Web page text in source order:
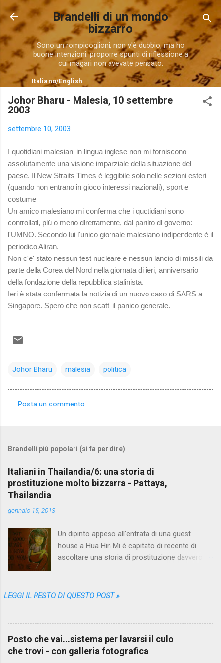
Passa ai contenuti principali
Brandelli di un mondo
bizzarro
Sono un rompicoglioni, non v'è dubbio, ma ho
buone intenzioni: proporre spunti di riflessione a
cui magari non avevate pensato.
Italiano/English
Johor Bharu - Malesia, 10 settembre
2003
settembre 10, 2003
I quotidiani malesiani in lingua inglese non mi forniscono
assolutamente una visione imparziale della situazione del
paese. Il New Straits Times è leggibile solo nelle sezioni esteri
(quando non entrano in gioco interessi nazionali), sport e
costume.
Un amico malesiano mi conferma che i quotidiani sono
controllati, più o meno direttamente, dal partito di governo:
l'UMNO. Secondo lui l'unico giornale malesiano indipendente è il
periodico Aliran.
Non c'e' stato nessun test nucleare e nessun lancio di missili da
parte della Corea del Nord nella giornata di ieri, anniversario
della fondazione della repubblica stalinista.
Ieri è stata confermata la notizia di un nuovo caso di SARS a
Singapore. Spero che non scatti il panico generale.
Johor Bharu malesia politica
e
n
t
i
Posta un commento
Brandelli più popolari (si fa per dire)
Italiani in Thailandia/6: una storia di
prostituzione molto bizzarra - Pattaya,
Thailandia
gennaio 15, 2013
Un dipinto appeso all'entrata di una guest
house a Hua Hin Mi è capitato di recente di
ascoltare una storia di prostituzione davvero
genere, che nei vari mesi trascorsi lì me ne ha
questa non l'avevo mai sentita. Il protagonista
anonimo, un puttaniere italiano in età avanzata
LEGGI IL RESTO DI QUESTO POST »
Posto che vai...sistema per lavarsi il culo
che trovi - con galleria fotografica